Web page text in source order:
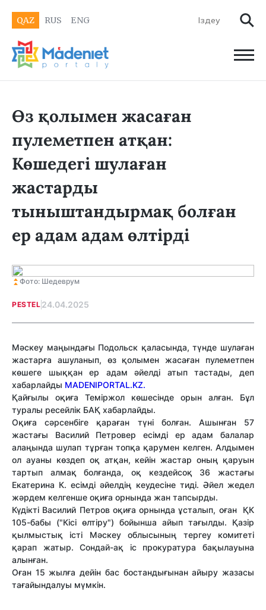
QAZ RUS ENG
Өз қолымен жасаған
пулеметпен атқан:
Көшедегі шулаған
жастарды
тыныштандырмақ болған
ер адам адам өлтірді
Фото: Шедеврум
PESTEL 24.04.2025
Мәскеу маңындағы Подольск қаласында, түнде шулаған
жастарға ашуланып, өз қолымен жасаған пулеметпен
көшеге шыққан ер адам әйелді атып тастады, деп
хабарлайды MADENIPORTAL.KZ.
Қайғылы оқиға Теміржол көшесінде орын алған. Бұл
туралы ресейлік БАҚ хабарлайды.
Оқиға сәрсенбіге қараған түні болған. Ашынған 57
жастағы Василий Петровер есімді ер адам балалар
алаңында шулап тұрған топқа қарумен келген. Алдымен
ол ауаны көздеп оқ атқан, кейін жастар оның қаруын
тартып алмақ болғанда, оқ кездейсоқ 36 жастағы
Екатерина К. есімді әйелдің кеудесіне тиді. Әйел жедел
жәрдем келгенше оқиға орнында жан тапсырды.
Күдікті Василий Петров оқиға орнында ұсталып, оған ҚК
105-бабы ("Кісі өлтіру") бойынша айып тағылды. Қазір
қылмыстық істі Мәскеу облысының тергеу комитеті
қарап жатыр. Сондай-ақ іс прокуратура бақылауына
алынған.
Оған 15 жылға дейін бас бостандығынан айыру жазасы
тағайындалуы мүмкін.